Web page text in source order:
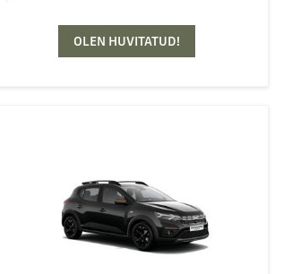
OLEN HUVITATUD!